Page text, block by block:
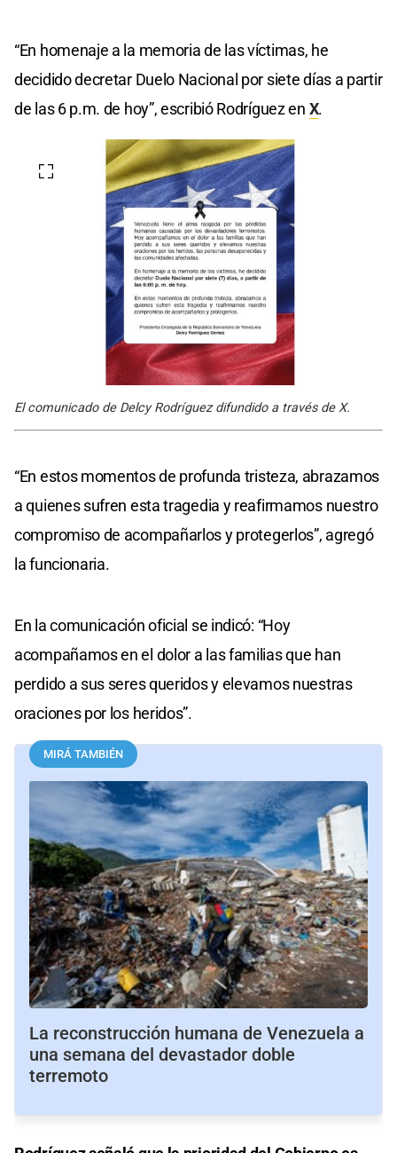
“En homenaje a la memoria de las víctimas, he
decidido decretar Duelo Nacional por siete días a partir
de las 6 p.m. de hoy”, escribió Rodríguez en X.
El comunicado de Delcy Rodríguez difundido a través de X.
“En estos momentos de profunda tristeza, abrazamos
a quienes sufren esta tragedia y reafirmamos nuestro
compromiso de acompañarlos y protegerlos”, agregó
la funcionaria.
En la comunicación oficial se indicó: “Hoy
acompañamos en el dolor a las familias que han
perdido a sus seres queridos y elevamos nuestras
oraciones por los heridos”.
MIRÁ TAMBIÉN
La reconstrucción humana de Venezuela a
una semana del devastador doble
terremoto